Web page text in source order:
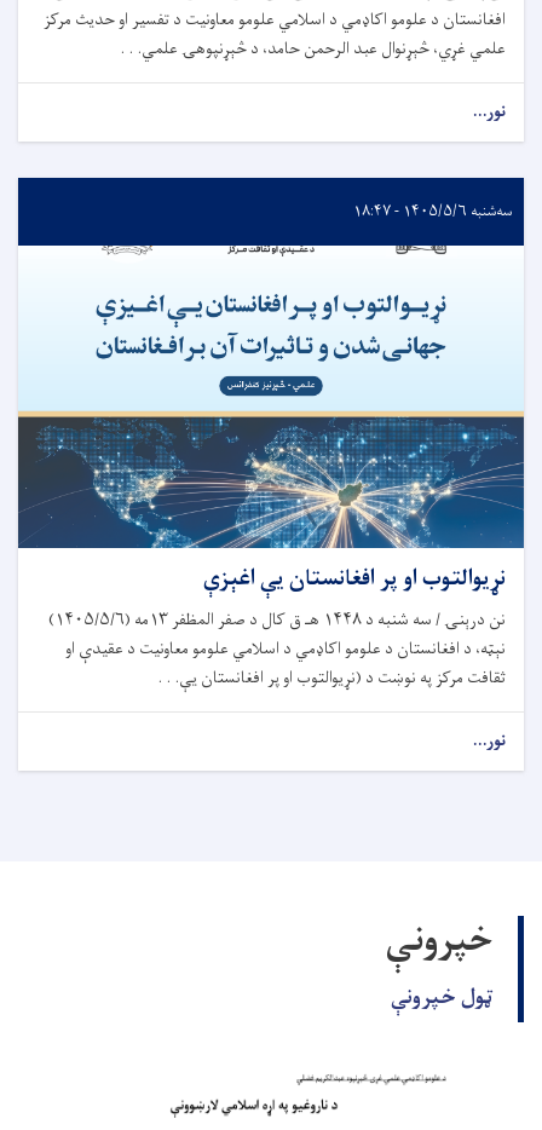
افغانستان د علومو اکاډمي د اسلامي علومو معاونیت د تفسیر او حدیث مرکز
علمي غړي، څېړنوال عبد الرحمن حامد، د څېړنپوهۍ علمي. . .
نور...
سه‌شنبه ۱۴۰۵/۵/۶ - ۱۸:۴۷
نړیوالتوب او پر افغانستان یې اغېزې
نن درېنۍ / سه ‎شنبه د ۱۴۴۸ هـ ق کال د صفر المظفر ۱۳مه (۱۴۰۵/۵/۶)
نېټه، د افغانستان د علومو اکاډمي د اسلامي علومو معاونیت د عقیدې او
ثقافت مرکز په نوښت د (نړیوالتوب او پر افغانستان یې. . .
نور...
خپرونې
ټول خپرونې